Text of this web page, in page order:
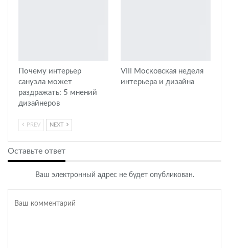
Почему интерьер
санузла может
раздражать: 5 мнений
дизайнеров
VIII Московская неделя
интерьера и дизайна
PREV NEXT
Оставьте ответ
Ваш электронный адрес не будет опубликован.